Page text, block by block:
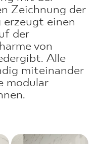
Zeichnung der
erzeugt einen
der
von
Alle
miteinander
modular